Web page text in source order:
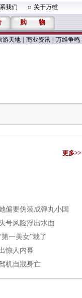
我们 关于万维
购 物
游天地 商业资讯 万维争鸣
更多>>
偏要伪装成弹丸小国
号风险浮出水面
一美女”栽了
惊人内幕
机自戕身亡